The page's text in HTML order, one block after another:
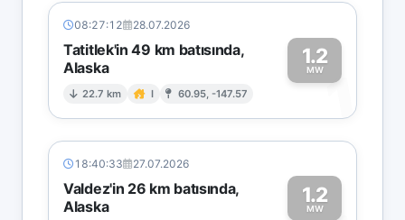
08:27:12 28.07.2026
Tatitlek'in 49 km batısında,
Alaska
22.7 km I 60.95, -147.57
1.2
MW1
18:40:33 27.07.2026
Valdez'in 26 km batısında,
Alaska
1.2
MW